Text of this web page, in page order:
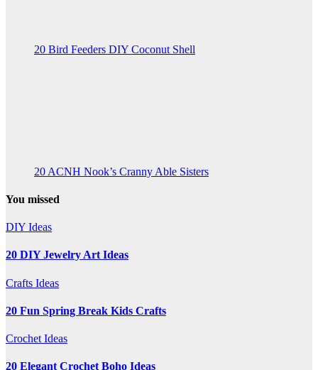
20 Bird Feeders DIY Coconut Shell
20 ACNH Nook’s Cranny Able Sisters
You missed
DIY Ideas
20 DIY Jewelry Art Ideas
Crafts Ideas
20 Fun Spring Break Kids Crafts
Crochet Ideas
20 Elegant Crochet Boho Ideas